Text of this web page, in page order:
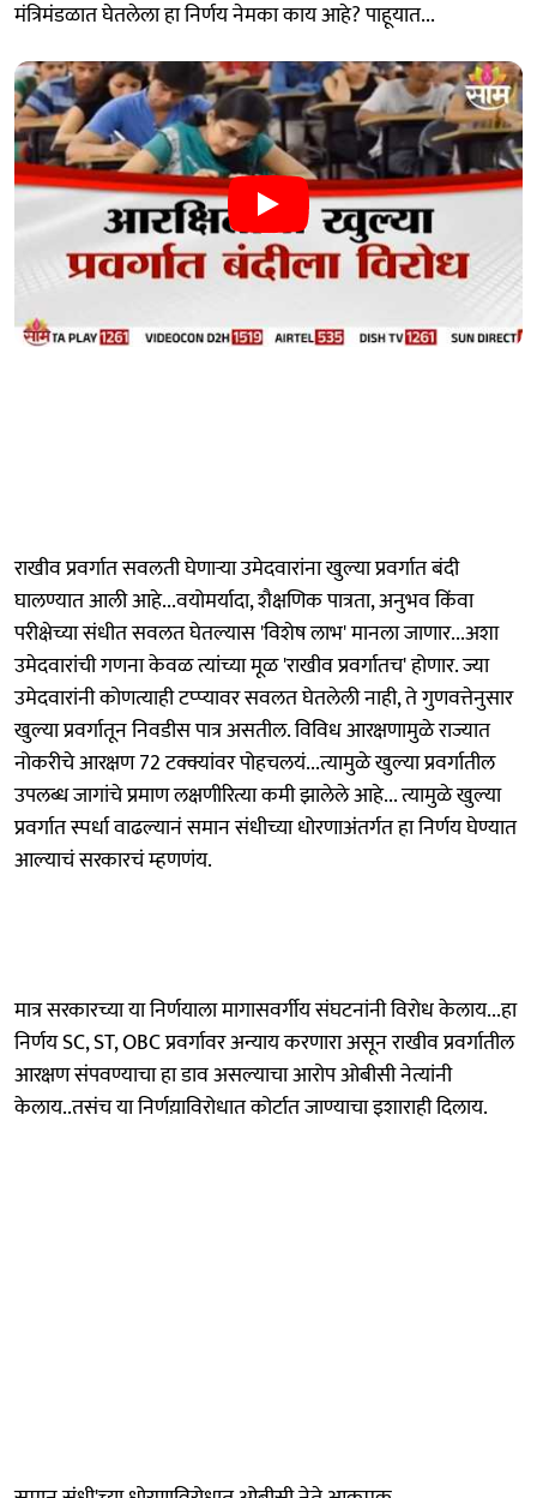
मंत्रिमंडळात घेतलेला हा निर्णय नेमका काय आहे? पाहूयात...
राखीव प्रवर्गात सवलती घेणाऱ्या उमेदवारांना खुल्या प्रवर्गात बंदी
घालण्यात आली आहे...वयोमर्यादा, शैक्षणिक पात्रता, अनुभव किंवा
परीक्षेच्या संधीत सवलत घेतल्यास 'विशेष लाभ' मानला जाणार...अशा
उमेदवारांची गणना केवळ त्यांच्या मूळ 'राखीव प्रवर्गातच' होणार. ज्या
उमेदवारांनी कोणत्याही टप्प्यावर सवलत घेतलेली नाही, ते गुणवत्तेनुसार
खुल्या प्रवर्गातून निवडीस पात्र असतील. विविध आरक्षणामुळे राज्यात
नोकरीचे आरक्षण 72 टक्क्यांवर पोहचलयं...त्यामुळे खुल्या प्रवर्गातील
उपलब्ध जागांचे प्रमाण लक्षणीरित्या कमी झालेले आहे... त्यामुळे खुल्या
प्रवर्गात स्पर्धा वाढल्यानं समान संधीच्या धोरणाअंतर्गत हा निर्णय घेण्यात
आल्याचं सरकारचं म्हणणंय.
मात्र सरकारच्या या निर्णयाला मागासवर्गीय संघटनांनी विरोध केलाय...हा
निर्णय SC, ST, OBC प्रवर्गावर अन्याय करणारा असून राखीव प्रवर्गातील
आरक्षण संपवण्याचा हा डाव असल्याचा आरोप ओबीसी नेत्यांनी
केलाय..तसंच या निर्णय़ाविरोधात कोर्टात जाण्याचा इशाराही दिलाय.